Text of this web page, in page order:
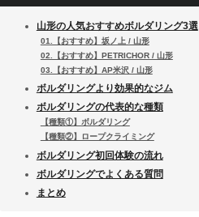
山形の人気おすすめボルダリング3選
01.【おすすめ】坂ノ上 / 山形
02.【おすすめ】PETRICHOR / 山形
03.【おすすめ】AP米沢 / 山形
ボルダリングより効果的なジム
ボルダリングの代表的な種類
【種類①】ボルダリング
【種類②】ロープクライミング
ボルダリング初回体験の流れ
ボルダリングでよくある質問
まとめ